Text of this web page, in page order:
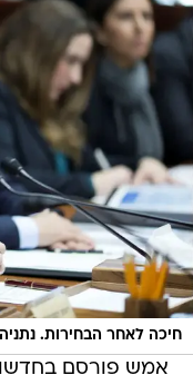
חיכה לאחר הבחירות.